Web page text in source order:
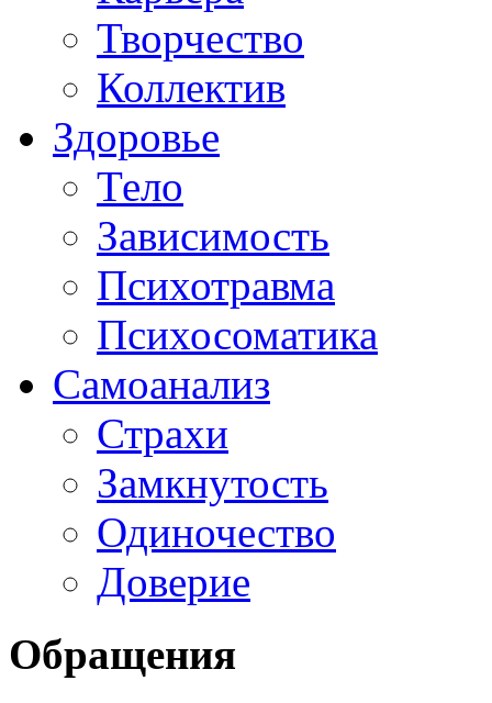
Творчество
Коллектив
Здоровье
Тело
Зависимость
Психотравма
Психосоматика
Самоанализ
Страхи
Замкнутость
Одиночество
Доверие
Обращения